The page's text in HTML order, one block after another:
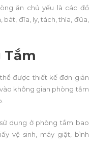
ăn chủ yếu là các đồ
bát, đĩa, ly, tách, thìa, đũa,
Tắm
được thiết kế đơn giản
không gian phòng tắm
dụng ở phòng tắm bao
vệ sinh, máy giặt, bình